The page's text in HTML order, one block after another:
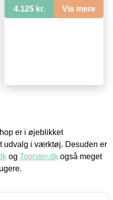
4.125 kr. Vis mere
er i øjeblikket
udvalg i værktøj. Desuden er
og Toolster.dk også meget